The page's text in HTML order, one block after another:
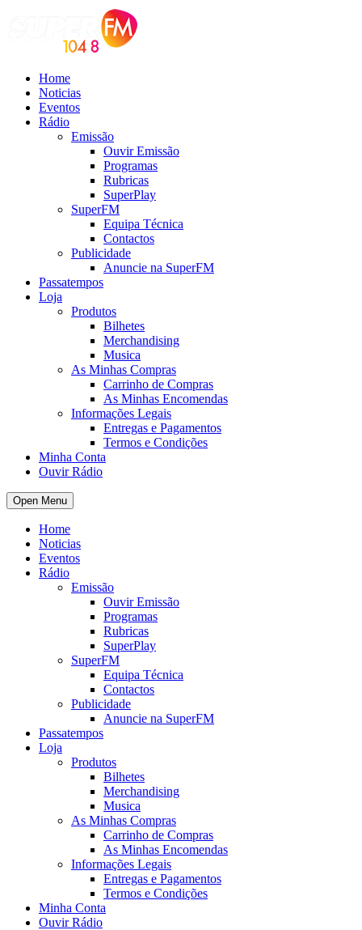
Home
Noticias
Eventos
Rádio
Emissão
Ouvir Emissão
Programas
Rubricas
SuperPlay
SuperFM
Equipa Técnica
Contactos
Publicidade
Anuncie na SuperFM
Passatempos
Loja
Produtos
Bilhetes
Merchandising
Musica
As Minhas Compras
Carrinho de Compras
As Minhas Encomendas
Informações Legais
Entregas e Pagamentos
Termos e Condições
Minha Conta
Ouvir Rádio
Open Menu
Home
Noticias
Eventos
Rádio
Emissão
Ouvir Emissão
Programas
Rubricas
SuperPlay
SuperFM
Equipa Técnica
Contactos
Publicidade
Anuncie na SuperFM
Passatempos
Loja
Produtos
Bilhetes
Merchandising
Musica
As Minhas Compras
Carrinho de Compras
As Minhas Encomendas
Informações Legais
Entregas e Pagamentos
Termos e Condições
Minha Conta
Ouvir Rádio